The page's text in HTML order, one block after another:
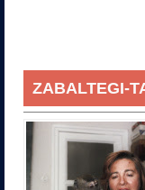
ZABALTEGI-